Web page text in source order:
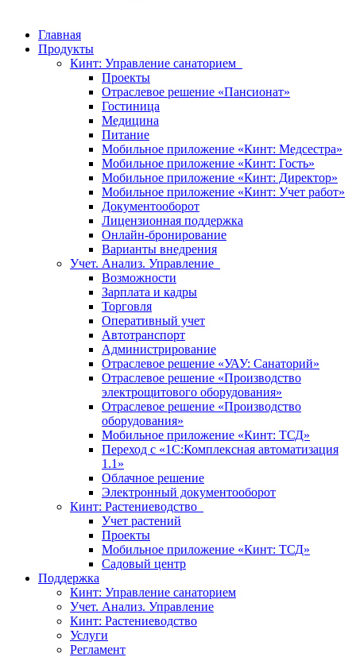
Главная
Продукты
Кинт: Управление санаторием
Проекты
Отраслевое решение «Пансионат»
Гостиница
Медицина
Питание
Мобильное приложение «Кинт: Медсестра»
Мобильное приложение «Кинт: Гость»
Мобильное приложение «Кинт: Директор»
Мобильное приложение «Кинт: Учет работ»
Документооборот
Лицензионная поддержка
Онлайн-бронирование
Варианты внедрения
Учет. Анализ. Управление
Возможности
Зарплата и кадры
Торговля
Оперативный учет
Автотранспорт
Администрирование
Отраслевое решение «УАУ: Санаторий»
Отраслевое решение «Производство
электрощитового оборудования»
Отраслевое решение «Производство
оборудования»
Мобильное приложение «Кинт: ТСД»
Переход с «1С:Комплексная автоматизация
1.1»
Облачное решение
Электронный документооборот
Кинт: Растениеводство
Учет растений
Проекты
Мобильное приложение «Кинт: ТСД»
Садовый центр
Поддержка
Кинт: Управление санаторием
Учет. Анализ. Управление
Кинт: Растениеводство
Услуги
Регламент